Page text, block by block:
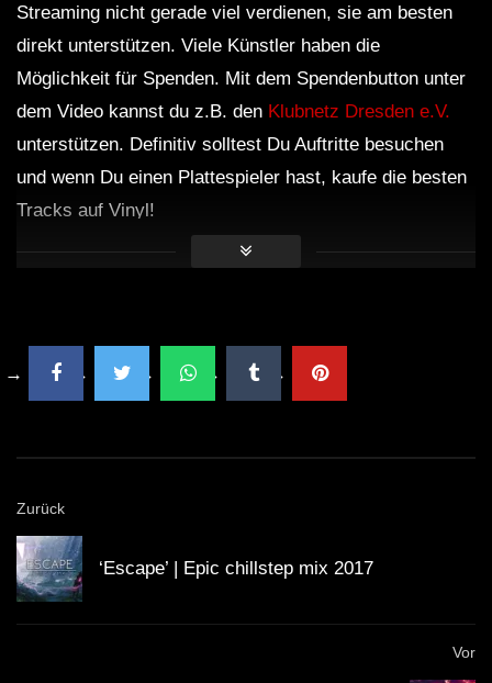
Streaming nicht gerade viel verdienen, sie am besten
direkt unterstützen. Viele Künstler haben die
Möglichkeit für Spenden. Mit dem Spendenbutton unter
dem Video kannst du z.B. den Klubnetz Dresden e.V.
unterstützen. Definitiv solltest Du Auftritte besuchen
und wenn Du einen Plattespieler hast, kaufe die besten
Tracks auf Vinyl!
Zurück
‘Escape’ | Epic chillstep mix 2017
Vor